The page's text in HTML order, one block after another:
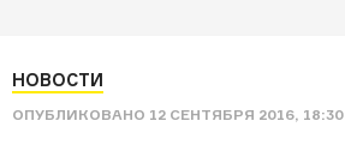
НОВОСТИ
ОПУБЛИКОВАНО 12 СЕНТЯБРЯ 2016, 18:30